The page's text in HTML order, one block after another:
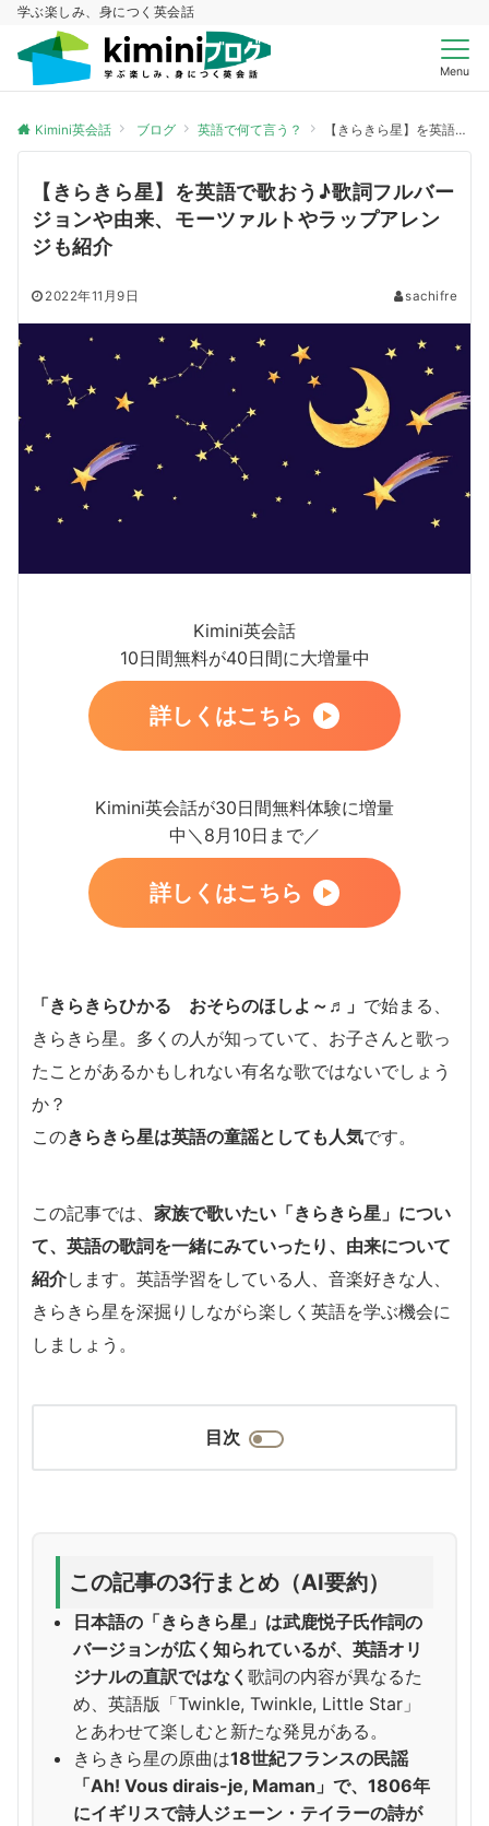
学ぶ楽しみ、身につく英会話
Menu
Kimini英会話 ブログ 英語で何て言う？ 【きらきら星】を英語で歌おう♪歌詞フルバージョンや由来、モーツァルトやラップアレンジも紹介
【きらきら星】を英語で歌おう♪歌詞フルバー
ジョンや由来、モーツァルトやラップアレン
ジも紹介
2022年11月9日 sachifre
Kimini英会話
10日間無料が40日間に大増量中
詳しくはこちら
Kimini英会話が30日間無料体験に増量
中＼8月10日まで／
詳しくはこちら
「きらきらひかる おそらのほしよ～♬」 で始まる、
きらきら星。多くの人が知っていて、お子さんと歌っ
たことがあるかもしれない有名な歌ではないでしょう
か？
このきらきら星は英語の童謡としても人気です。
この記事では、 家族で歌いたい「きらきら星」につい
て、英語の歌詞を一緒にみていったり、由来について
紹介します。英語学習をしている人、音楽好きな人、
きらきら星を深掘りしながら楽しく英語を学ぶ機会に
しましょう。
目次
この記事の3行まとめ（AI要約）
日本語の「きらきら星」は武鹿悦子氏作詞の
バージョンが広く知られているが、英語オリ
ジナルの直訳ではなく 歌詞の内容が異なるた
め、英語版「Twinkle, Twinkle, Little Star」
とあわせて楽しむと新たな発見がある。
きらきら星の原曲は18世紀フランスの民謡
「Ah! Vous dirais-je, Maman」で、1806年
にイギリスで詩人ジェーン・テイラーの詩が